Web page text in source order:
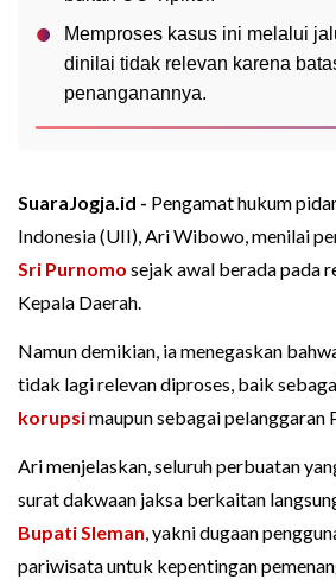
Memproses kasus ini melalui
dinilai tidak relevan karena
penanganannya.
SuaraJogja.id - Pengamat hukum
Indonesia (UII), Ari Wibowo, menilai
Sri Purnomo sejak awal berada pada
Kepala Daerah.
Namun demikian, ia menegaskan
tidak lagi relevan diproses, baik
korupsimaupun sebagai pelanggaran
Ari menjelaskan, seluruh perbuatan
surat dakwaan jaksa berkaitan
Bupati Sleman, yakni dugaan
pariwisata untuk kepentingan